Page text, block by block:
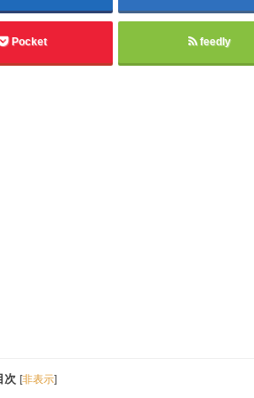
Pocket feedly
次 [非表示]